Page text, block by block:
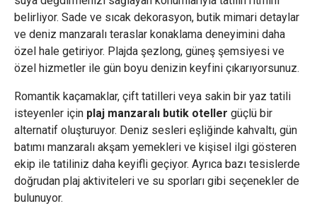
belirliyor. Sade ve sıcak dekorasyon, butik mimari detaylar
ve deniz manzaralı teraslar konaklama deneyimini daha
özel hale getiriyor. Plajda şezlong, güneş şemsiyesi ve
özel hizmetler ile gün boyu denizin keyfini çıkarıyorsunuz.
Romantik kaçamaklar, çift tatilleri veya sakin bir yaz tatili
isteyenler için plaj manzaralı butik oteller güçlü bir
alternatif oluşturuyor. Deniz sesleri eşliğinde kahvaltı, gün
batımı manzaralı akşam yemekleri ve kişisel ilgi gösteren
ekip ile tatiliniz daha keyifli geçiyor. Ayrıca bazı tesislerde
doğrudan plaj aktiviteleri ve su sporları gibi seçenekler de
bulunuyor.